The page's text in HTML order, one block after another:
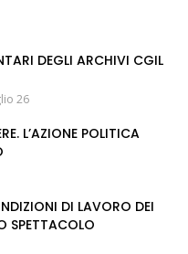
DEGLI ARCHIVI CGIL
26
L’AZIONE POLITICA
DI LAVORO DEI
SPETTACOLO